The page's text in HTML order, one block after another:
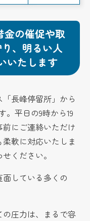
金の催促や取
、明るい人
いたします
長峰停留所」から
。平日の9時から19
にご連絡いただけ
軟に対応いたしま
ください。
している多くの
圧力は、まるで容